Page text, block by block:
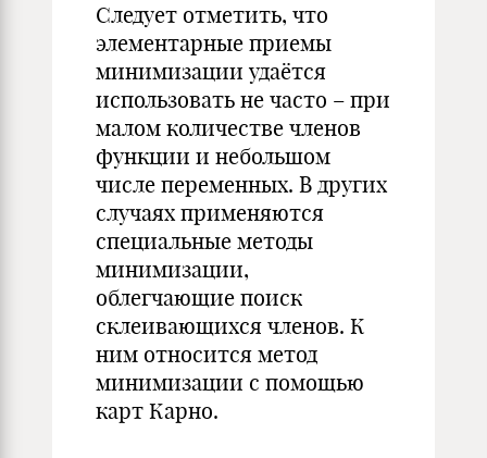
Следует отметить, что
элементарные приемы
минимизации удаётся
использовать не часто – при
малом количестве членов
функции и небольшом
числе переменных. В других
случаях применяются
специальные методы
минимизации,
облегчающие поиск
склеивающихся членов. К
ним относится метод
минимизации с помощью
карт Карно.